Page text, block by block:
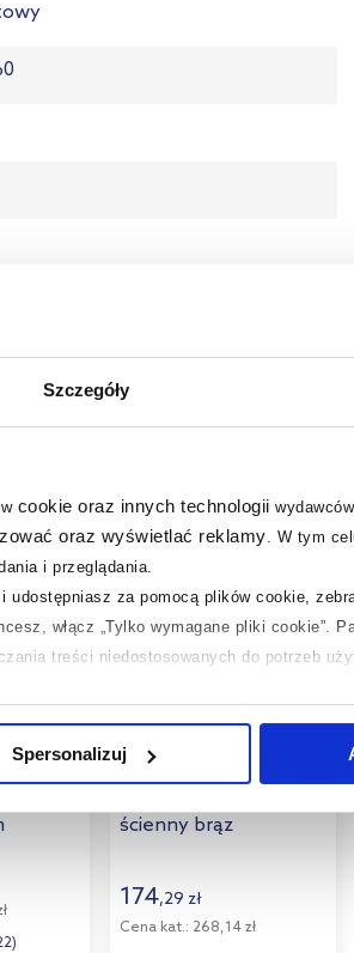
Szczegóły
cookie oraz innych technologii wydawców
oraz wyświetlać reklamy
W tym
i przeglądania.
za pomocą plików cookie,
włącz „Tylko wymagane pliki cookie”.
treści niedostosowanych do potrzeb
do zakładek „Informacje o plikach
Spersonalizuj
multirabaty
ścienny brąz
174,29 zł
Cena kat.: 268,14 zł